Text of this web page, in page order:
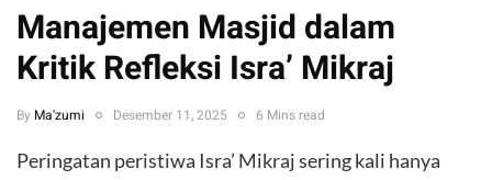
Manajemen Masjid dalam
Kritik Refleksi Isra’ Mikraj
By Ma'zumi Desember 11, 2025 6 Mins read
Peringatan peristiwa Isra’ Mikraj sering kali hanya